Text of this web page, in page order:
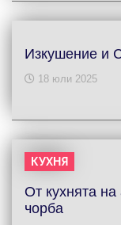
Изкушение и
18 юли 2025
КУХНЯ
От кухнята
чорба